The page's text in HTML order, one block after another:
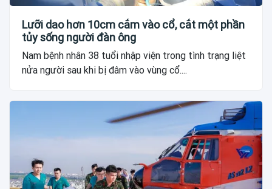
Lưỡi dao hơn 10cm cắm vào cổ, cắt một phần
tủy sống người đàn ông
Nam bệnh nhân 38 tuổi nhập viện trong tình trạng liệt
nửa người sau khi bị đâm vào vùng cổ....